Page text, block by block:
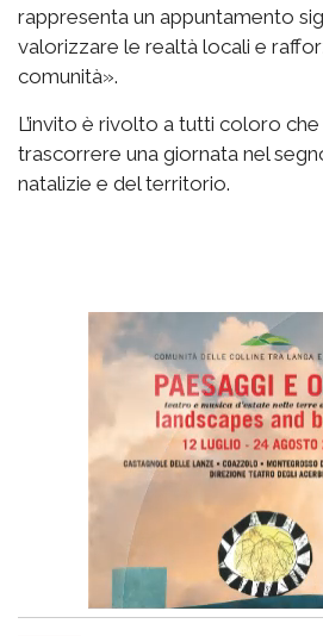
rappresenta un appuntamento
valorizzare le realtà locali e
comunità».
L’invito è rivolto a tutti coloro
trascorrere una giornata nel
natalizie e del territorio.